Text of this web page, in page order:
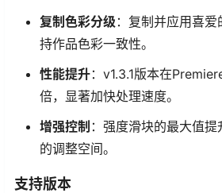
复制色彩分级 ：复制并应用喜
持作品色彩一致性。
性能提升：v1.3.1版本在
倍，显著加快处理速度。
增强控制 ：强度滑块的最大值
的调整空间。
支持版本